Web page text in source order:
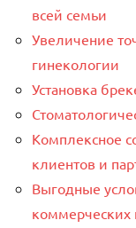
всей семьи
Увеличение
гинекологии
Установка
Комплексное
клиентов и
Выгодные
коммерческих